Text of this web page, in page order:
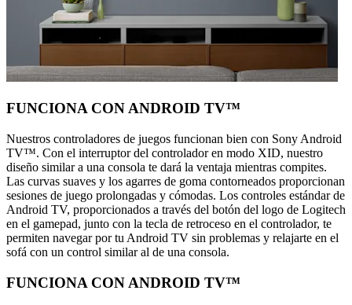
FUNCIONA CON ANDROID TV™
Nuestros controladores de juegos funcionan bien con Sony Android
TV™. Con el interruptor del controlador en modo XID, nuestro
diseño similar a una consola te dará la ventaja mientras compites.
Las curvas suaves y los agarres de goma contorneados proporcionan
sesiones de juego prolongadas y cómodas. Los controles estándar de
Android TV, proporcionados a través del botón del logo de Logitech
en el gamepad, junto con la tecla de retroceso en el controlador, te
permiten navegar por tu Android TV sin problemas y relajarte en el
sofá con un control similar al de una consola.
FUNCIONA CON ANDROID TV™